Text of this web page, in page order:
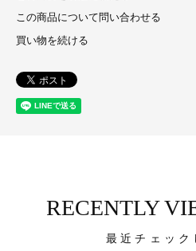
この商品について問い合わせる
買い物を続ける
RECENTLY
最近チェック